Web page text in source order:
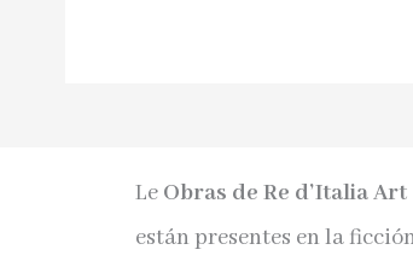
Le Obras de Re d’Italia Art
están presentes en la